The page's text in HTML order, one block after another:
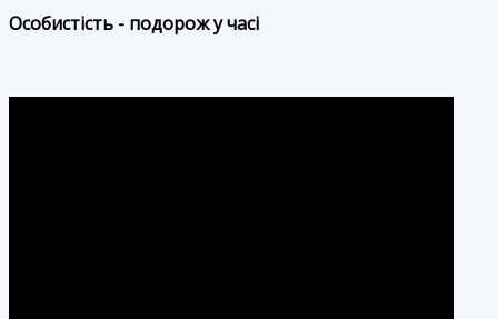
Особистість - подорож у часі